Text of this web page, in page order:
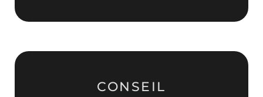
CONSEIL